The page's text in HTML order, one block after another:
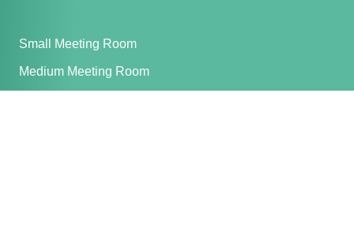
Small Meeting Room
Medium Meeting Room